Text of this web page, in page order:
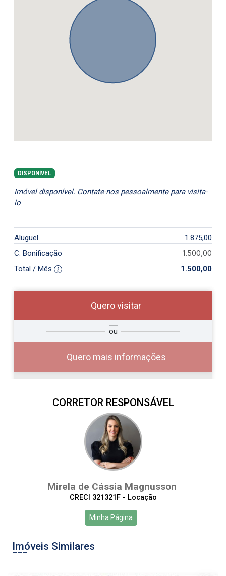
DISPONÍVEL
Imóvel disponível. Contate-nos pessoalmente para visita-
lo
Aluguel
1.875,00
C. Bonificação
1.500,00
Total / Mês 1.500,00
Quero visitar
ou
Quero mais informações
Qual o melhor dia e horário para
você?
Aug/Mon
08:00
10:00 Continuar
CORRETOR RESPONSÁVEL
Mirela de Cássia Magnusson
CRECI 321321F - Locação
Minha Página
Imóveis Similares